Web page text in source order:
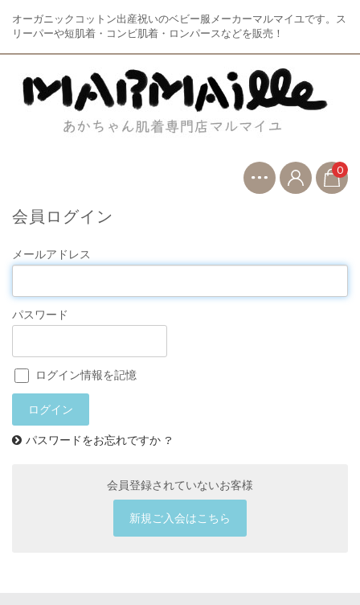
オーガニックコットン出産祝いのベビー服メーカーマルマイユです。ス
リーパーや短肌着・コンビ肌着・ロンパースなどを販売！
0
会員ログイン
メールアドレス
パスワード
ログイン情報を記憶
パスワードをお忘れですか ?
会員登録されていないお客様
新規ご入会はこちら